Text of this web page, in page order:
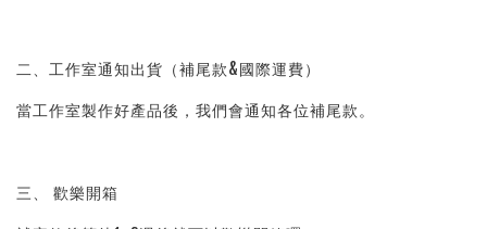
二、工作室通知出貨（補尾款&國際運費）
當工作室製作好產品後，我們會通知各位補尾款。
三、 歡樂開箱